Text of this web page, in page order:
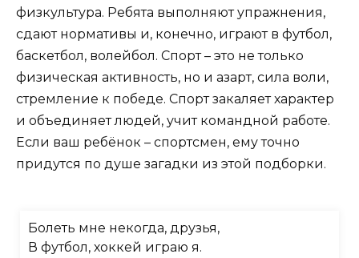
физкультура. Ребята выполняют упражнения,
сдают нормативы и, конечно, играют в футбол,
баскетбол, волейбол. Спорт – это не только
физическая активность, но и азарт, сила воли,
стремление к победе. Спорт закаляет характер
и объединяет людей, учит командной работе.
Если ваш ребёнок – спортсмен, ему точно
придутся по душе загадки из этой подборки.
Болеть мне некогда, друзья,
В футбол, хоккей играю я.